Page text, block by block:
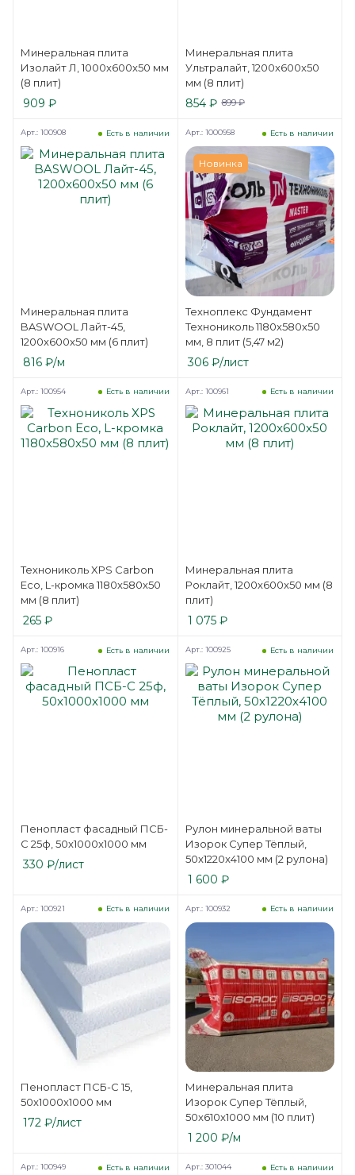
Минеральная плита
Изолайт Л, 1000x600x50 мм
(8 плит)
909 ₽
Минеральная плита
Ультралайт, 1200x600x50
мм (8 плит)
854₽ 899₽
Минеральная плита
BASWOOL Лайт-45,
1200x600x50 мм (6 плит)
Есть в наличии
Арт.: 100908
816 ₽/м
Новинка
Техноплекс Фундамент
Технониколь 1180х580х50
мм, 8 плит (5,47 м2)
Есть в наличии
Арт.: 1000958
306₽/лист
Технониколь XPS Carbon
Eco, L-кромка 1180x580x50
мм (8 плит)
Есть в наличии
Арт.: 100954
265 ₽
Минеральная плита
Роклайт, 1200x600x50 мм (8
плит)
Есть в наличии
Арт.: 100961
1 075₽
Пенопласт фасадный ПСБ-
С 25ф, 50x1000x1000 мм
Есть в наличии
Арт.: 100916
330 ₽/лист
Рулон минеральной ваты
Изорок Супер Тёплый,
50x1220x4100 мм (2 рулона)
Есть в наличии
Арт.: 100925
1 600 ₽
Пенопласт ПСБ-С 15,
50x1000x1000 мм
Есть в наличии
Арт.: 100921
172 ₽/лист
Минеральная плита
Изорок Супер Тёплый,
50x610x1000 мм (10 плит)
Есть в наличии
Арт.: 100932
1 200 ₽/м
Есть в наличии
Арт.: 100949 Есть в наличии
Арт.: 301044